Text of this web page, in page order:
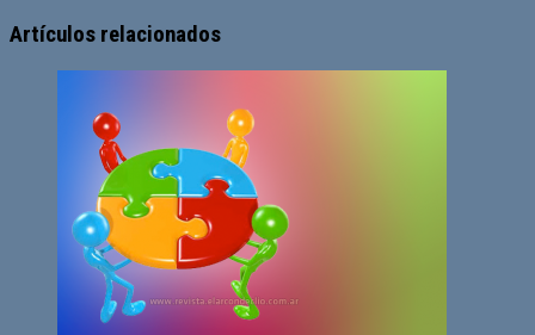
web
Artículos relacionados